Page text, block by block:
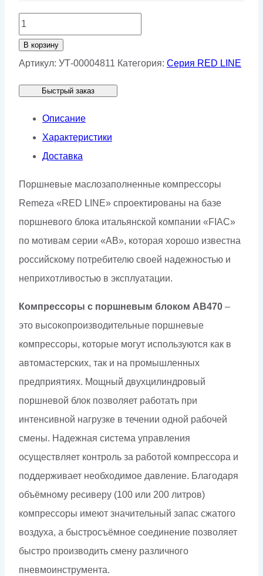
Количество
товара
Поршневой
Remeza
СБ4/
С-200.АВ470
В корзину
Артикул: УТ-00004811 Категория: Серия RED LINE
Быстрый заказ
Описание
Характеристики
Доставка
Поршневые маслозаполненные компрессоры
Remeza «RED LINE» спроектированы на базе
поршневого блока итальянской компании «FIAC»
по мотивам серии «AB», которая хорошо известна
российскому потребителю своей надежностью и
неприхотливостью в эксплуатации.
Компрессоры с поршневым блоком AB470 –
это высокопроизводительные поршневые
компрессоры, которые могут используются как в
автомастерских, так и на промышленных
предприятиях. Мощный двухцилиндровый
поршневой блок позволяет работать при
интенсивной нагрузке в течении одной рабочей
смены. Надежная система управления
осуществляет контроль за работой компрессора и
поддерживает необходимое давление. Благодаря
объёмному ресиверу (100 или 200 литров)
компрессоры имеют значительный запас сжатого
воздуха, а быстросъёмное соединение позволяет
быстро производить смену различного
пневмоинструмента.